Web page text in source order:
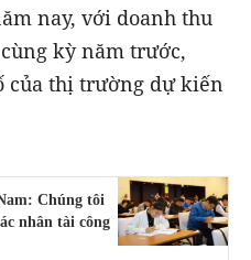
nay, với doanh thu
kỳ năm trước,
của thị trường dự kiến
Chúng tôi
nhân tài công